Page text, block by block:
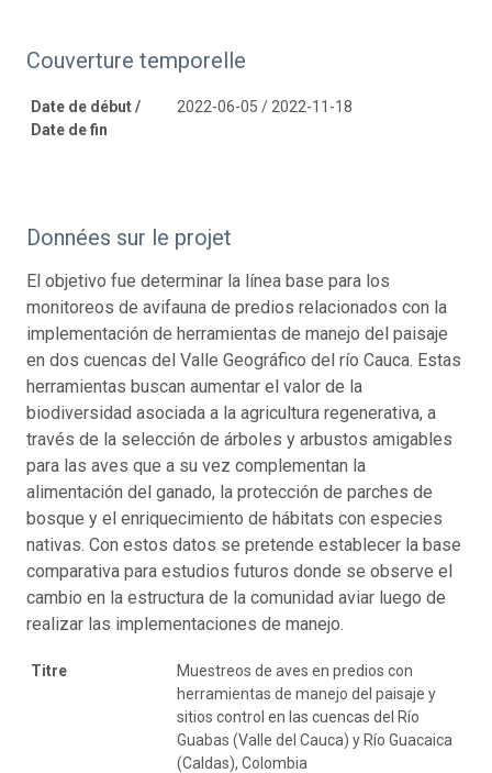
Couverture temporelle
Date de début /
Date de fin
2022-06-05 / 2022-11-18
Données sur le projet
El objetivo fue determinar la línea base para los
monitoreos de avifauna de predios relacionados con la
implementación de herramientas de manejo del paisaje
en dos cuencas del Valle Geográfico del río Cauca. Estas
herramientas buscan aumentar el valor de la
biodiversidad asociada a la agricultura regenerativa, a
través de la selección de árboles y arbustos amigables
para las aves que a su vez complementan la
alimentación del ganado, la protección de parches de
bosque y el enriquecimiento de hábitats con especies
nativas. Con estos datos se pretende establecer la base
comparativa para estudios futuros donde se observe el
cambio en la estructura de la comunidad aviar luego de
realizar las implementaciones de manejo.
Titre
Muestreos de aves en predios con
herramientas de manejo del paisaje y
sitios control en las cuencas del Río
Guabas (Valle del Cauca) y Río Guacaica
(Caldas), Colombia